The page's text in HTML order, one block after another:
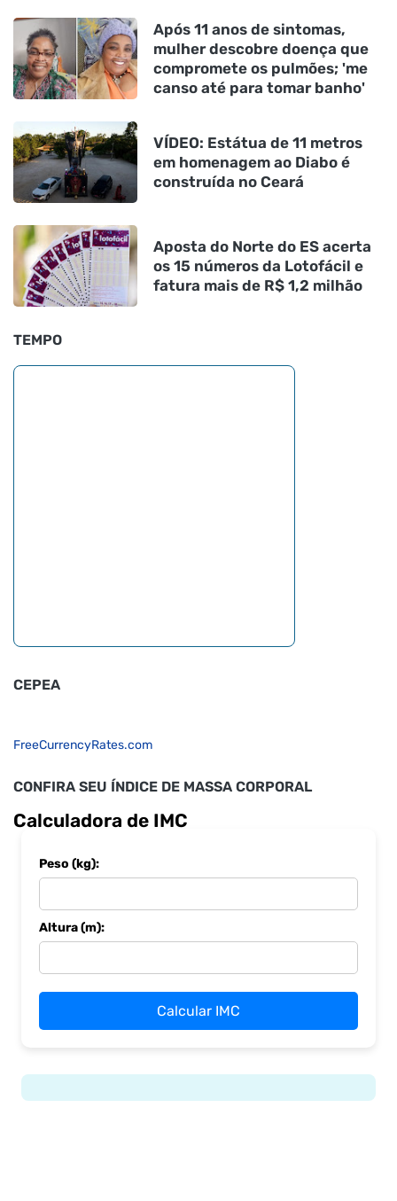
Após 11 anos de sintomas,
mulher descobre doença que
compromete os pulmões; 'me
canso até para tomar banho'
VÍDEO: Estátua de 11 metros
em homenagem ao Diabo é
construída no Ceará
Aposta do Norte do ES acerta
os 15 números da Lotofácil e
fatura mais de R$ 1,2 milhão
TEMPO
CEPEA
FreeCurrencyRates.com
CONFIRA SEU ÍNDICE DE MASSA CORPORAL
Calculadora de IMC
Peso (kg):
Altura (m):
Calcular IMC